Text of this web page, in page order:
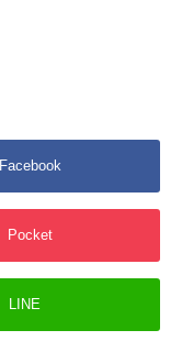
Facebook
Pocket
LINE